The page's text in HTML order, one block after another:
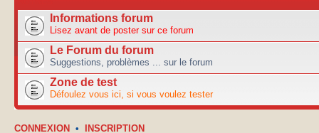
Informations forum
Lisez avant de poster sur ce forum
Le Forum du forum
Suggestions, problèmes ... sur le forum
Zone de test
Défoulez vous ici, si vous voulez tester
CONNEXION • INSCRIPTION